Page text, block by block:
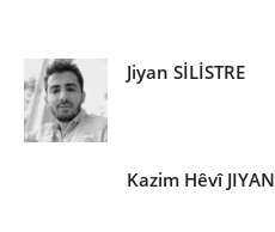
Jiyan SİLİSTRE
Kazim Hêvî JIYAN